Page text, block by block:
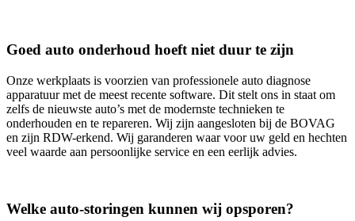
Goed auto onderhoud hoeft niet duur te zijn
Onze werkplaats is voorzien van professionele auto diagnose
apparatuur met de meest recente software. Dit stelt ons in staat om
zelfs de nieuwste auto’s met de modernste technieken te
onderhouden en te repareren. Wij zijn aangesloten bij de BOVAG
en zijn RDW-erkend. Wij garanderen waar voor uw geld en hechten
veel waarde aan persoonlijke service en een eerlijk advies.
Welke auto-storingen kunnen wij opsporen?